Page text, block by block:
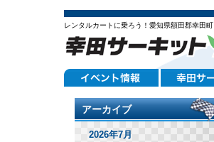
レンタルカートに乗ろう！愛知県額田郡幸田町
アーカイブ
2026年7月